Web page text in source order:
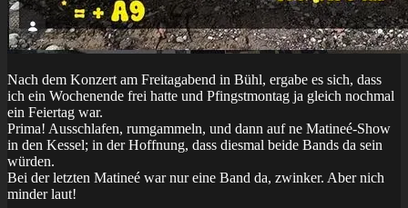
Nach dem Konzert am Freitagabend in Bühl, ergabe es sich, dass
ich ein Wochenende frei hatte und Pfingstmontag ja gleich nochmal
ein Feiertag war.
Prima! Ausschlafen, rumgammeln, und dann auf ne Matineé-Show
in den Kessel; in der Hoffnung, dass diesmal beide Bands da sein
würden.
Bei der letzten Matineé war nur eine Band da, zwinker. Aber nich
minder laut!